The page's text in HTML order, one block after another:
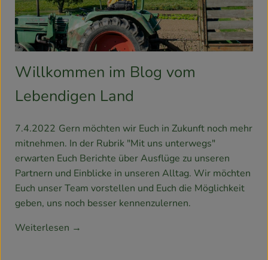
Willkommen im Blog vom
Lebendigen Land
7.4.2022 Gern möchten wir Euch in Zukunft noch mehr
mitnehmen. In der Rubrik "Mit uns unterwegs"
erwarten Euch Berichte über Ausflüge zu unseren
Partnern und Einblicke in unseren Alltag. Wir möchten
Euch unser Team vorstellen und Euch die Möglichkeit
geben, uns noch besser kennenzulernen.
Weiterlesen →